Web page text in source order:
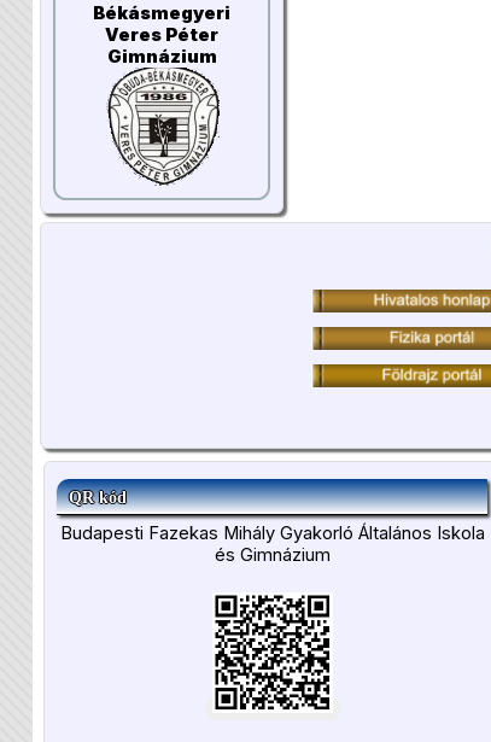
Békásmegyeri
Veres Péter
Gimnázium
QR kód
Budapesti Fazekas Mihály Gyakorló Általános Iskola
és Gimnázium